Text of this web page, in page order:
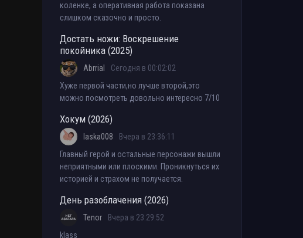
коленке, а оперативная работа показана
слишком сказочно и просто.
Достать ножи: Воскрешение
покойника (2025)
Abrrial
Сегодня в 00:02:02
Хуже первой части,но лучше второй,это
можно посмотреть довольно интересно 7/10
Хокум (2026)
laska008
Вчера в 23:36:11
Главный герой и остальные персонажи вышли
неприятными или плоскими. Проникнуться их
историей и страхом не получается.
День разоблачения (2026)
Tenor
Вчера в 23:29:52
klass